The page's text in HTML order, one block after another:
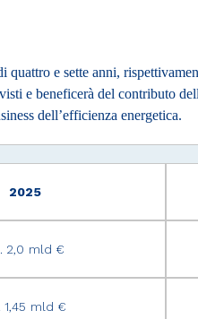
e sette anni,
e beneficerà del contributo
dell’efficienza energetica.
2025
2,0 mld €
1,45 mld €